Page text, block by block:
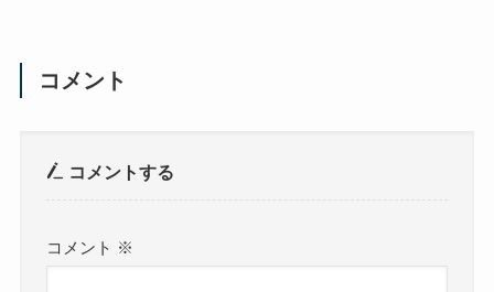
コメント
コメントする
コメント ※